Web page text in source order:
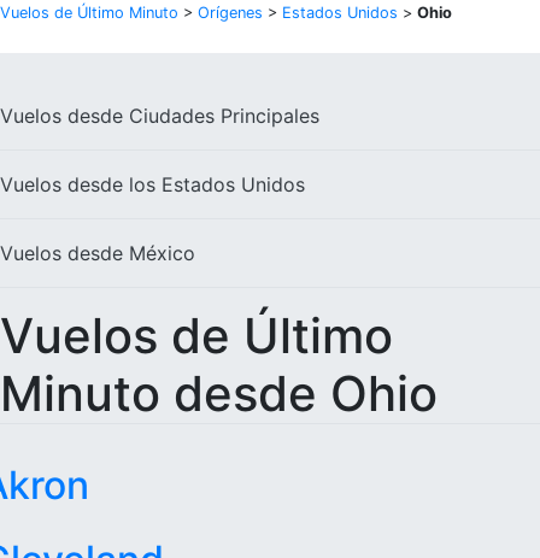
Vuelos de Último Minuto > Orígenes > Estados Unidos > Ohio
Vuelos desde Ciudades Principales
Vuelos desde los Estados Unidos
Vuelos desde México
Vuelos de Último
Minuto desde Ohio